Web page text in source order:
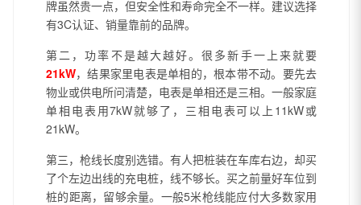
牌虽然贵一点，但安全性和寿命完全不一样。建议选择
有3C认证、销量靠前的品牌。
第二，功率不是越大越好。很多新手一上来就要
21kW，结果家里电表是单相的，根本带不动。要先去
物业或供电所问清楚，电表是单相还是三相。一般家庭
单相电表用7kW就够了，三相电表可以上11kW或
21kW。
第三，枪线长度别选错。有人把桩装在车库右边，却买
了个左边出线的充电桩，线不够长。买之前量好车位到
桩的距离，留够余量。一般5米枪线能应付大多数家用